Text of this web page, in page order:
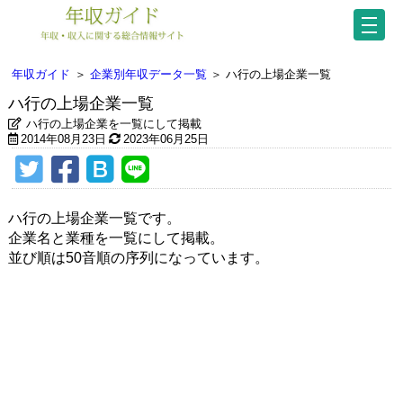
年収ガイド ＞ 企業別年収データ一覧 ＞ ハ行の上場企業一覧
ハ行の上場企業一覧
ハ行の上場企業を一覧にして掲載
2014年08月23日
2023年06月25日
ハ行の上場企業一覧です。
企業名と業種を一覧にして掲載。
並び順は50音順の序列になっています。